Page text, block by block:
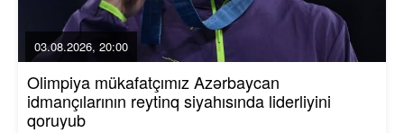
03.08.2026, 20:00
Olimpiya mükafatçımız Azərbaycan
idmançılarının reytinq siyahısında liderliyini
qoruyub